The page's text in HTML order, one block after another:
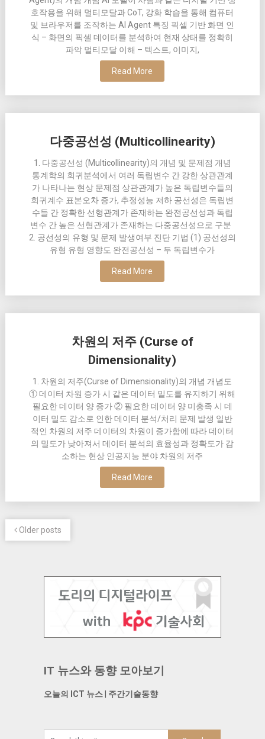
호작용을 위해 멀티모달과 CoT, 강화 학습을 통해 컴퓨터
및 브라우저를 조작하는 AI Agent 특징 픽셀 기반 화면 인
식 – 화면의 픽셀 데이터를 분석하여 현재 상태를 정확히
파악 멀티모달 이해 – 텍스트, 이미지,
Read More
다중공선성 (Multicollinearity)
1. 다중공선성 (Multicollinearity)의 개념 및 문제점 개념
통계학의 회귀분석에서 여러 독립변수 간 강한 상관관계
가 나타나는 현상 문제점 상관관계가 높은 독립변수들의
회귀계수 표본오차 증가, 추정성능 저하 공선성은 독립변
수들 간 정확한 선형관계가 존재하는 완전공선성과 독립
변수 간 높은 선형관계가 존재하는 다중공선성으로 구분
2. 공선성의 유형 및 문제 발생여부 진단 기법 (1) 공선성의
유형 유형 영향도 완전공선성 – 두 독립변수가
Read More
차원의 저주 (Curse of
Dimensionality)
1. 차원의 저주(Curse of Dimensionality)의 개념 개념도
① 데이터 차원 증가 시 같은 데이터 밀도를 유지하기 위해
필요한 데이터 양 증가 ② 필요한 데이터 양 미충족 시 데
이터 밀도 감소로 인한 데이터 분석/처리 문제 발생 일반
적인 차원의 저주 데이터의 차원이 증가함에 따라 데이터
의 밀도가 낮아져서 데이터 분석의 효율성과 정확도가 감
소하는 현상 인공지능 분야 차원의 저주
Read More
Older posts
IT 뉴스와 동향 모아보기
오늘의 ICT 뉴스| 주간기술동향